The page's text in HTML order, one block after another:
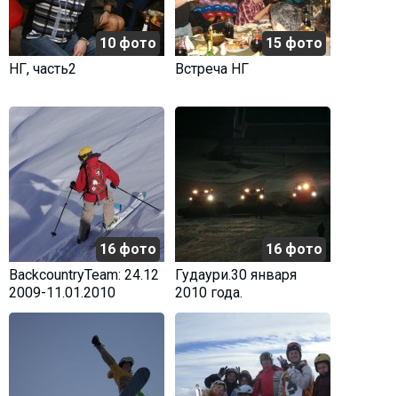
10 фото
НГ, часть2
15 фото
Встреча НГ
16 фото
BackcountryTeam: 24.12
2009-11.01.2010
16 фото
Гудаури.30 января
2010 года.